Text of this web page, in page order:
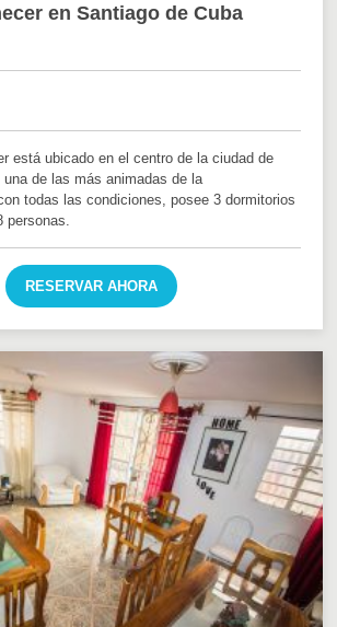
en Santiago de Cuba
está ubicado en el centro de la ciudad de
una de las más animadas de la
todas las condiciones, posee 3 dormitorios
personas.
RESERVAR AHORA